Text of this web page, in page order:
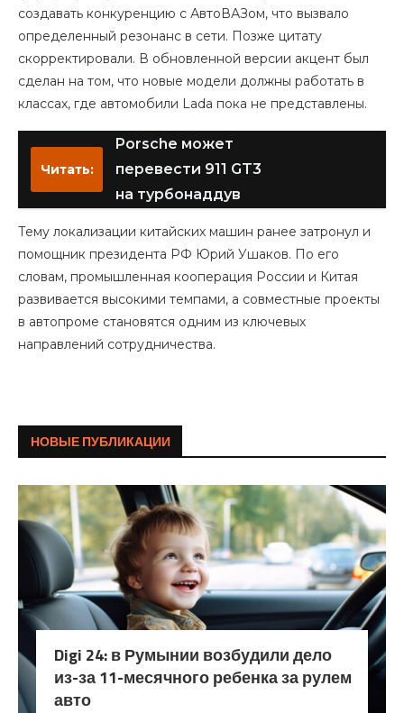
создавать конкуренцию с АвтоВАЗом, что вызвало
определенный резонанс в сети. Позже цитату
скорректировали. В обновленной версии акцент был
сделан на том, что новые модели должны работать в
классах, где автомобили Lada пока не представлены.
Читать:
Porsche может
перевести 911 GT3
на турбонаддув
Тему локализации китайских машин ранее затронул и
помощник президента РФ Юрий Ушаков. По его
словам, промышленная кооперация России и Китая
развивается высокими темпами, а совместные проекты
в автопроме становятся одним из ключевых
направлений сотрудничества.
НОВЫЕ ПУБЛИКАЦИИ
Digi 24: в Румынии возбудили дело
из-за 11-месячного ребенка за рулем
авто